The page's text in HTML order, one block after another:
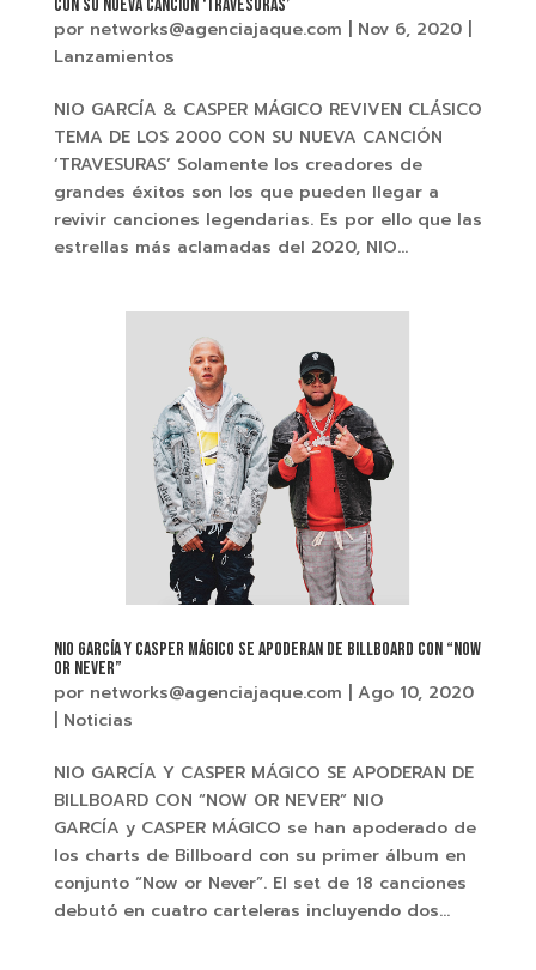
CON SU NUEVA CANCIÓN ‘TRAVESURAS’
por networks@agenciajaque.com Nov 6, 2020|
Lanzamientos
NIO GARCÍA & CASPER MÁGICO REVIVEN CLÁSICO
TEMA DE LOS 2000 CON SU NUEVA CANCIÓN
‘TRAVESURAS’ Solamente los creadores de
grandes éxitos son los que pueden llegar a
revivir canciones legendarias. Es por ello que las
estrellas más aclamadas del 2020, NIO...
NIO GARCÍA Y CASPER MÁGICO SE APODERAN DE BILLBOARD CON “NOW
OR NEVER”
por networks@agenciajaque.com
Ago 10, 2020
Noticias
NIO GARCÍA Y CASPER MÁGICO SE APODERAN DE
BILLBOARD CON “NOW OR NEVER” NIO
GARCÍA y CASPER MÁGICO se han apoderado de
los charts de Billboard con su primer álbum en
conjunto “Now or Never”. El set de 18 canciones
debutó en cuatro carteleras incluyendo dos...